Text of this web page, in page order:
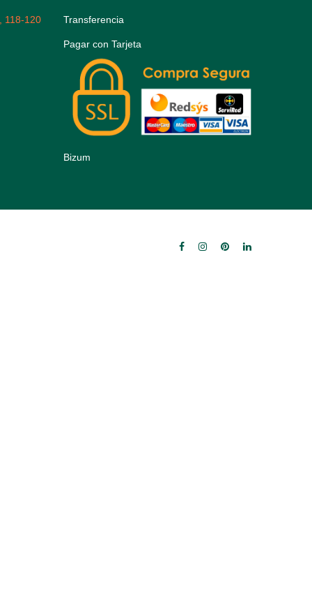
118-120 Transferencia
Pagar con Tarjeta
Bizum